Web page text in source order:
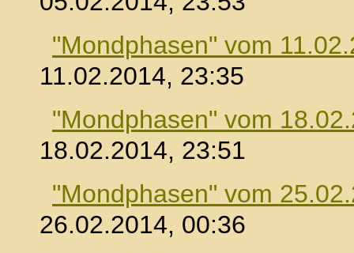
"Mondphasen" vom
11.02.2014, 23:35
"Mondphasen" vom
18.02.2014, 23:51
"Mondphasen" vom
26.02.2014, 00:36